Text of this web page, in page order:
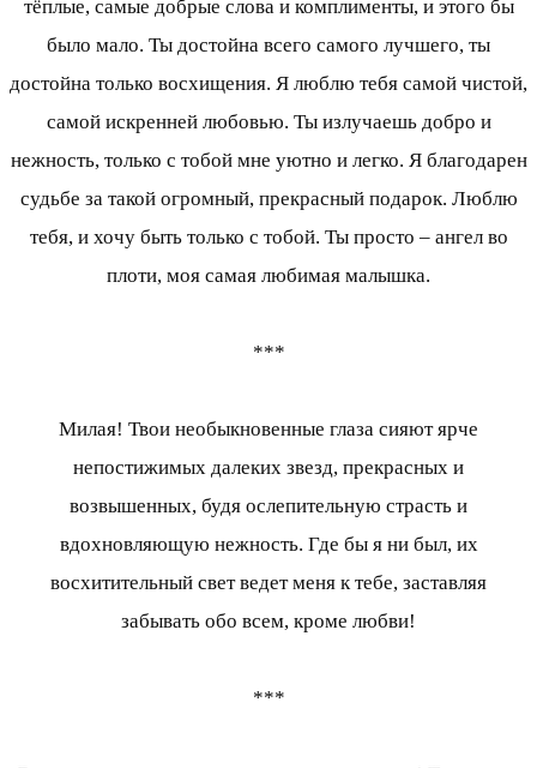
тёплые, самые добрые слова и комплименты, и этого бы
было мало. Ты достойна всего самого лучшего, ты
достойна только восхищения. Я люблю тебя самой чистой,
самой искренней любовью. Ты излучаешь добро и
нежность, только с тобой мне уютно и легко. Я благодарен
судьбе за такой огромный, прекрасный подарок. Люблю
тебя, и хочу быть только с тобой. Ты просто – ангел во
плоти, моя самая любимая малышка.
***
Милая! Твои необыкновенные глаза сияют ярче
непостижимых далеких звезд, прекрасных и
возвышенных, будя ослепительную страсть и
вдохновляющую нежность. Где бы я ни был, их
восхитительный свет ведет меня к тебе, заставляя
забывать обо всем, кроме любви!
***